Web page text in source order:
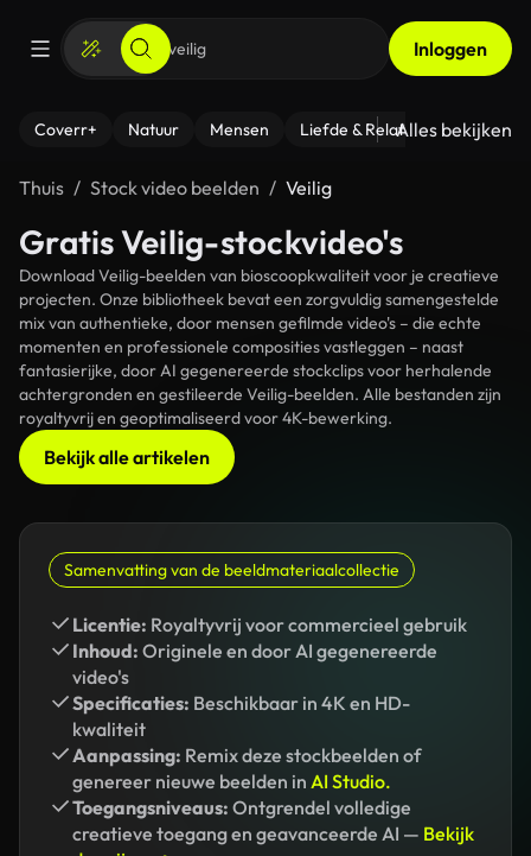
Inloggen
Coverr+ Natuur Mensen Liefde & Relaties - Fitness
Alles bekijken
Thuis Stock video beelden Veilig
Gratis Veilig-stockvideo's
Download Veilig-beelden van bioscoopkwaliteit voor je creatieve
projecten. Onze bibliotheek bevat een zorgvuldig samengestelde
mix van authentieke, door mensen gefilmde video's – die echte
momenten en professionele composities vastleggen – naast
fantasierijke, door AI gegenereerde stockclips voor herhalende
achtergronden en gestileerde Veilig-beelden. Alle bestanden zijn
royaltyvrij en geoptimaliseerd voor 4K-bewerking.
Bekijk alle artikelen
Samenvatting van de beeldmateriaalcollectie
Licentie: Royaltyvrij voor commercieel gebruik
Inhoud: Originele en door AI gegenereerde
video's
Specificaties: Beschikbaar in 4K en HD-
kwaliteit
Aanpassing: Remix deze stockbeelden of
genereer nieuwe beelden in AI Studio.
Toegangsniveaus: Ontgrendel volledige
creatieve toegang en geavanceerde AI — Bekijk